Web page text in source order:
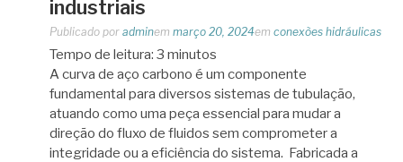
industriais
Publicado por adminem março 20, 2024em conexões hidráulicas
Tempo de leitura: 3 minutos
A curva de aço carbono é um componente
fundamental para diversos sistemas de tubulação,
atuando como uma peça essencial para mudar a
direção do fluxo de fluidos sem comprometer a
integridade ou a eficiência do sistema. Fabricada a